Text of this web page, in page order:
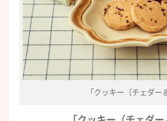
「クッキー（チェダー